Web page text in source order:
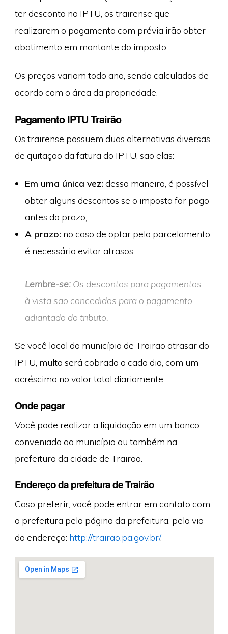
ter desconto no IPTU, os trairense que
realizarem o pagamento com prévia irão obter
abatimento em montante do imposto.
Os preços variam todo ano, sendo calculados de
acordo com o área da propriedade.
Pagamento IPTU Trairão
Os trairense possuem duas alternativas diversas
de quitação da fatura do IPTU, são elas:
Em uma única vez: dessa maneira, é possível
obter alguns descontos se o imposto for pago
antes do prazo;
A prazo: no caso de optar pelo parcelamento,
é necessário evitar atrasos.
Lembre-se:Os descontos para pagamentos
à vista são concedidos para o pagamento
adiantado do tributo.
Se você local do município de Trairão atrasar do
IPTU, multa será cobrada a cada dia, com um
acréscimo no valor total diariamente.
Onde pagar
Você pode realizar a liquidação em um banco
conveniado ao município ou também na
prefeitura da cidade de Trairão.
Endereço da prefeitura de Trairão
Caso preferir, você pode entrar em contato com
a prefeitura pela página da prefeitura, pela via
do endereço: http://trairao.pa.gov.br/.